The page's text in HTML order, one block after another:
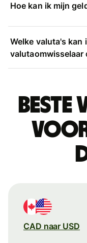
Hoe kan ik mijn
Welke valuta's kan
valutaomwisselaar
Beste
voor
CAD naar USD